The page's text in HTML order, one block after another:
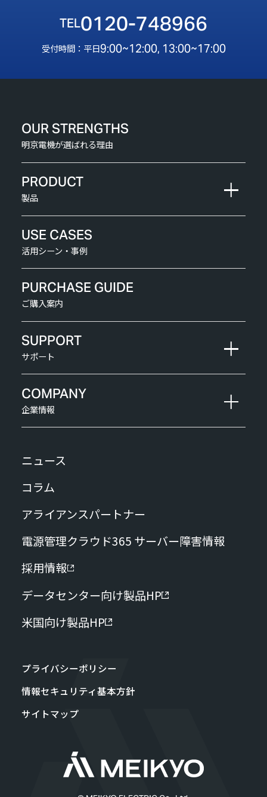
0120-748966
受付時間：平日9:00~12:00, 13:00~17:00
OUR STRENGTHS
明京電機が選ばれる理由
PRODUCT
製品
USE CASES
活用シーン・事例
PURCHASE GUIDE
ご購入案内
SUPPORT
サポート
COMPANY
企業情報
ニュース
コラム
アライアンスパートナー
電源管理クラウド365 サーバー障害情報
採用情報
データセンター向け製品HP
米国向け製品HP
プライバシーポリシー
情報セキュリティ基本方針
サイトマップ